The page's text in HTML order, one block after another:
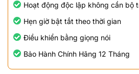
Hoạt động độc lập không cần bộ
Hẹn giờ bật tắt theo thời gian
Điều khiển bằng giọng nói
Bảo Hành Chính Hãng 12 Tháng